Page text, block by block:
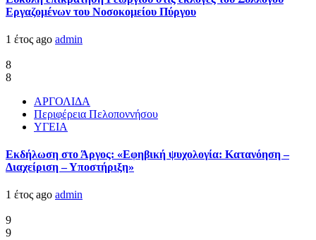
Εργαζομένων του Νοσοκομείου Πύργου
1 έτος ago admin
8
8
ΑΡΓΟΛΙΔΑ
Περιφέρεια Πελοποννήσου
ΥΓΕΙΑ
Εκδήλωση στο Άργος: «Εφηβική ψυχολογία: Κατανόηση –
Διαχείριση – Υποστήριξη»
1 έτος ago admin
9
9